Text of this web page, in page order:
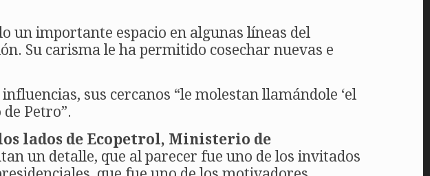
un importante espacio en algunas líneas del
Su carisma le ha permitido cosechar nuevas e
sus cercanos “le molestan llamándole ‘el
Petro”.
lados de Ecopetrol, Ministerio de
un detalle, que al parecer fue uno de los invitados